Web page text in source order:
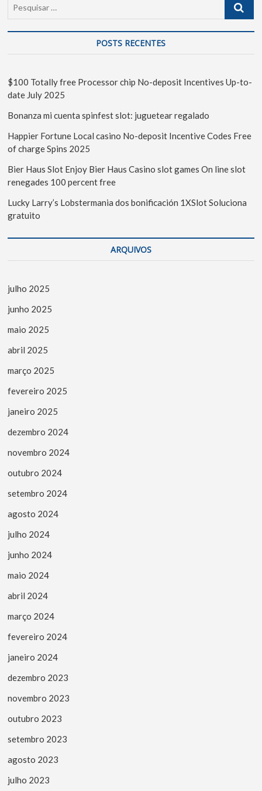
POSTS RECENTES
$100 Totally free Processor chip No-deposit Incentives Up-to-
date July 2025
Bonanza mi cuenta spinfest slot: juguetear regalado
Happier Fortune Local casino No-deposit Incentive Codes Free
of charge Spins 2025
Bier Haus Slot Enjoy Bier Haus Casino slot games On line slot
renegades 100 percent free
Lucky Larry’s Lobstermania dos bonificación 1XSlot Soluciona
gratuito
ARQUIVOS
julho 2025
junho 2025
maio 2025
abril 2025
março 2025
fevereiro 2025
janeiro 2025
dezembro 2024
novembro 2024
outubro 2024
setembro 2024
agosto 2024
julho 2024
junho 2024
maio 2024
abril 2024
março 2024
fevereiro 2024
janeiro 2024
dezembro 2023
novembro 2023
outubro 2023
setembro 2023
agosto 2023
julho 2023